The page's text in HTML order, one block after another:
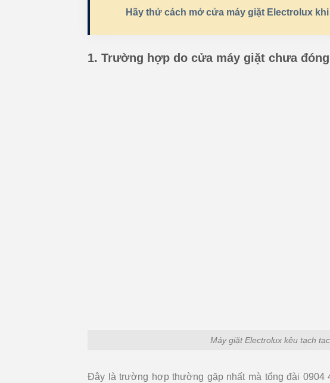
Hãy thử cách mở cửa máy giặt Electrolux
1. Trường hợp do cửa máy giặt chưa
Máy giặt Electrolux kêu tạch
Đây là trường hợp thường gặp nhất mà tổng đài